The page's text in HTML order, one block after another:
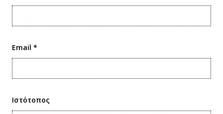
Email *
Ιστότοπος